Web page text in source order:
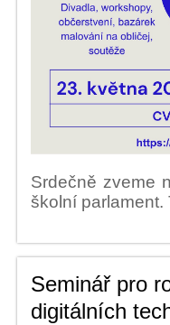
Srdečně zveme
školní parlament.
Seminář pro
digitálních